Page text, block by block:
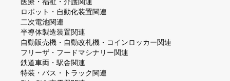
ロボット・自動化装置関連
二次電池関連
半導体製造装置関連
自動販売機・自動改札機・コインロッカー関連
フリーザ・フードマシナリー関連
鉄道車両・駅舎関連
特装・バス・トラック関連